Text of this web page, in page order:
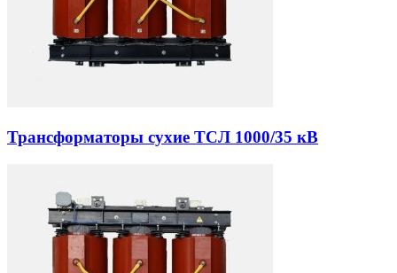
Трансформаторы сухие ТСЛ 1000/35 кВ